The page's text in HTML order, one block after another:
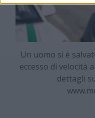
Un uomo si è
eccesso di velocità
dettagli